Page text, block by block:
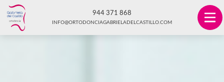
944 371 868
INFO@ORTODONCIAGABRIELADELCASTILLO.COM